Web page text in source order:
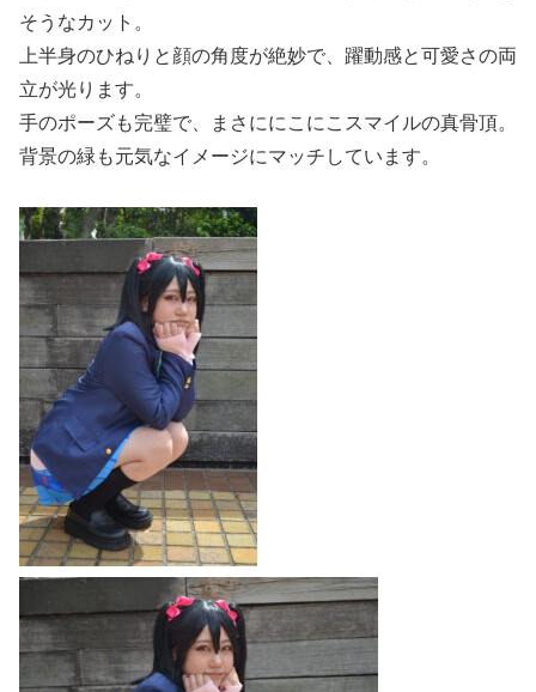
そうなカット。
上半身のひねりと顔の角度が絶妙で、躍動感と可愛さの両
立が光ります。
手のポーズも完璧で、まさににこにこスマイルの真骨頂。
背景の緑も元気なイメージにマッチしています。